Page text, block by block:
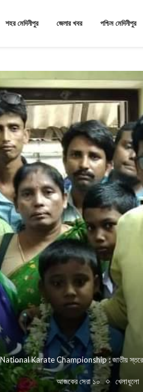
শহর মেদিনীপুর জেলার খবর পশ্চিম মেদিনীপুর
National Karate Championship : জাতীয় স্তরে
আজকের সেরা ১০ খেলাধূলো